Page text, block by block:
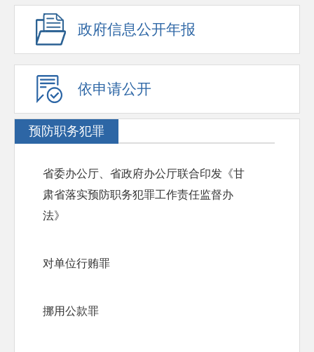
政府信息公开年报
依申请公开
预防职务犯罪
省委办公厅、省政府办公厅联合印发《甘
肃省落实预防职务犯罪工作责任监督办
法》
对单位行贿罪
挪用公款罪